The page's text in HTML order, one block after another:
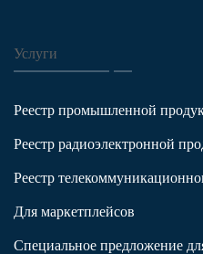
Услуги
Реестр промышленной
Реестр радиоэлектронной
Реестр
Для маркетплейсов
Специальное предложение